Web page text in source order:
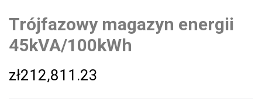
Trójfazowy magazyn energii
45kVA/100kWh
zł212,811.23